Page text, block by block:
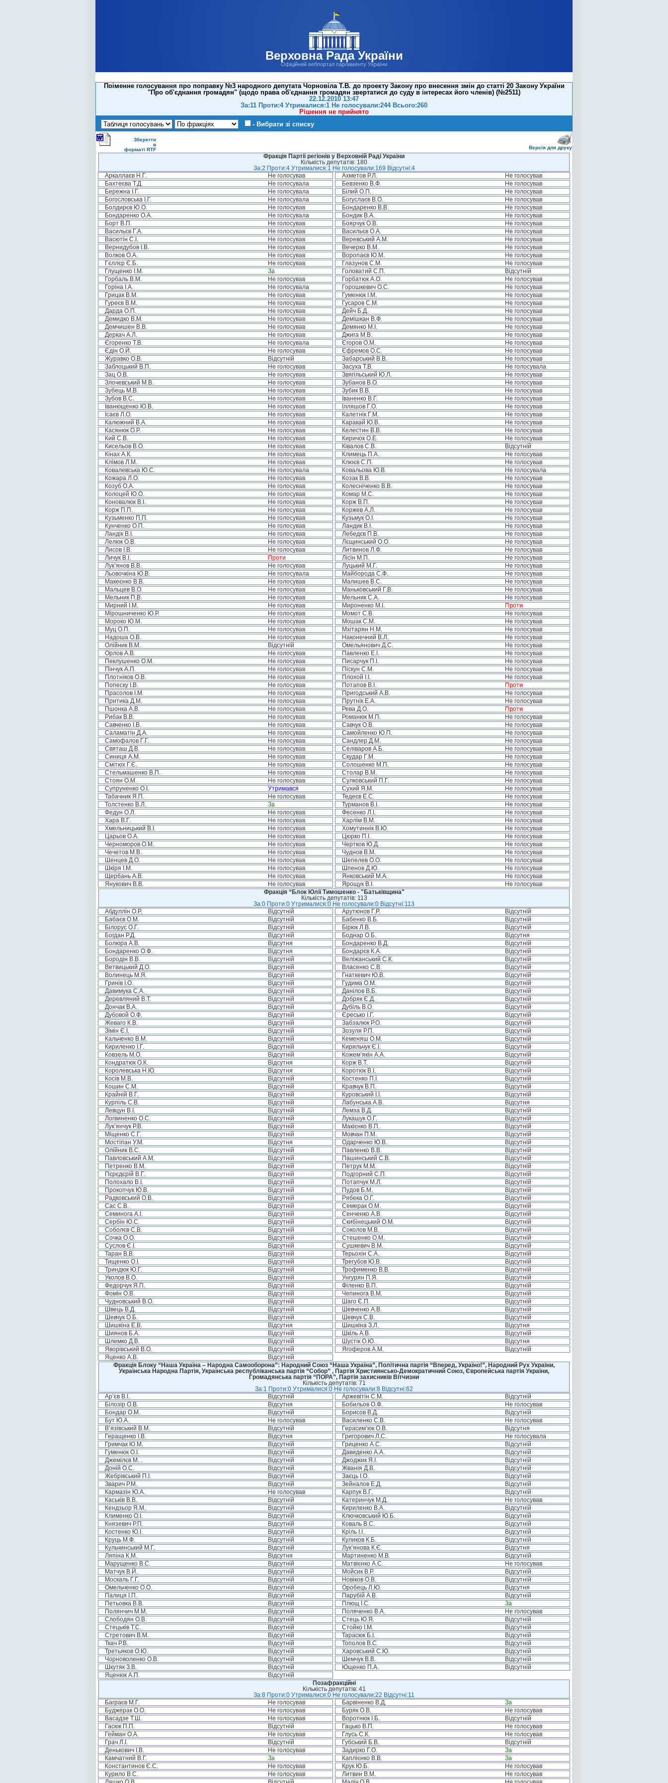
Верховна Рада України
Офіційний вебпортал парламенту України
Поіменне голосування про поправку №3 народного депутата Чорновіла Т.В. до проекту Закону про внесення змін до статті 20 Закону України
"Про об'єднання громадян" (щодо права об'єднання громадян звертатися до суду в інтересах його членів) (№2511)
22.12.2010 13:47
За:11 Проти:4 Утрималися:1 Не голосували:244 Всього:260
Рішення не прийнято
- Вибрати зі списку
Зберегти
в
форматі RTF
Версія для друку
Фракція Партії регіонів у Верховній Раді України
Кількість депутатів: 180
За:2 Проти:4 Утрималися:1 Не голосували:169 Відсутні:4
Аркаллаєв Н.Г.
Не голосував Ахметов Р.Л.
Не голосував
Бахтеєва Т.Д.
Не голосувала Бевзенко В.Ф.
Не голосував
Бережна І.Г.
Не голосувала Білий О.П.
Не голосував
Богословська І.Г.
Не голосувала Богуслаєв В.О.
Не голосував
Болдирєв Ю.О.
Не голосував Бондаренко В.В.
Не голосував
Бондаренко О.А.
Не голосувала Бондик В.А.
Не голосував
Борт В.П.
Не голосував Боярчук О.В.
Не голосував
Васильєв Г.А.
Не голосував Васильєв О.А.
Не голосував
Васютін С.І.
Не голосував Веревський А.М.
Не голосував
Вернидубов І.В.
Не голосував Вечерко В.М.
Не голосував
Волков О.А.
Не голосував Воропаєв Ю.М.
Не голосував
Гєллєр Є.Б.
Не голосував Глазунов С.М.
Не голосував
Глущенко І.М.
За Головатий С.П.
Відсутній
Горбаль В.М.
Не голосував Горбатюк А.О.
Не голосував
Горіна І.А.
Не голосувала Горошкевич О.С.
Не голосував
Грицак В.М.
Не голосував Гуменюк І.М.
Не голосував
Гуреєв В.М.
Не голосував Гусаров С.М.
Не голосував
Дарда О.П.
Не голосував Дейч Б.Д.
Не голосував
Демидко В.М.
Не голосував Демішкан В.Ф.
Не голосував
Демчишен В.В.
Не голосував Демянко М.І.
Не голосував
Деркач А.Л.
Не голосував Джига М.В.
Не голосував
Єгоренко Т.В.
Не голосувала Єгоров О.М.
Не голосував
Єдін О.Й.
Не голосував Єфремов О.С.
Не голосував
Журавко О.В.
Відсутній Забарський В.В.
Не голосував
Заблоцький В.П.
Не голосував Засуха Т.В.
Не голосувала
Зац О.В.
Не голосував Звягільський Ю.Л.
Не голосував
Злочевський М.В.
Не голосував Зубанов В.О.
Не голосував
Зубець М.В.
Не голосував Зубик В.В.
Не голосував
Зубов В.С.
Не голосував Іваненко В.Г.
Не голосував
Іванющенко Ю.В.
Не голосував Ілляшов Г.О.
Не голосував
Ісаєв Л.О.
Не голосував Калетнік Г.М.
Не голосував
Калюжний В.А.
Не голосував Каракай Ю.В.
Не голосував
Касянюк О.Р.
Не голосував Келестин В.В.
Не голосував
Кий С.В.
Не голосував Киричок О.Е.
Не голосував
Кисельов В.О.
Не голосував Ківалов С.В.
Відсутній
Кінах А.К.
Не голосував Климець П.А.
Не голосував
Клімов Л.М.
Не голосував Клюєв С.П.
Не голосував
Ковалевська Ю.С.
Не голосувала Ковальова Ю.В.
Не голосувала
Кожара Л.О.
Не голосував Козак В.В.
Не голосував
Козуб О.А.
Не голосував Колесніченко В.В.
Не голосував
Колоцей Ю.О.
Не голосував Комар М.С.
Не голосував
Коновалюк В.І.
Не голосував Корж В.П.
Не голосував
Корж П.П.
Не голосував Коржев А.Л.
Не голосував
Кузьменко П.П.
Не голосував Кузьмук О.І.
Не голосував
Кунченко О.П.
Не голосував Ландик В.І.
Не голосував
Ландік В.І.
Не голосував Лебедєв П.В.
Не голосував
Лелюк О.В.
Не голосував Лєщинський О.О.
Не голосував
Лисов І.В.
Не голосував Литвинов Л.Ф.
Не голосував
Личук В.І.
Проти Лісін М.П.
Не голосував
Лук’янов В.В.
Не голосував Луцький М.Г.
Не голосував
Льовочкіна Ю.В.
Не голосувала Майборода С.Ф.
Не голосував
Макеєнко В.В.
Не голосував Малишев В.С.
Не голосував
Мальцев В.О.
Не голосував Маньковський Г.В.
Не голосував
Мельник П.В.
Не голосував Мельник С.А.
Не голосував
Мирний І.М.
Не голосував Мироненко М.І.
Проти
Мірошниченко Ю.Р.
Не голосував Момот С.В.
Не голосував
Мороко Ю.М.
Не голосував Мошак С.М.
Не голосував
Муц О.П.
Не голосував Мхітарян Н.М.
Не голосував
Надоша О.В.
Не голосував Наконечний В.Л.
Не голосував
Олійник В.М.
Відсутній Омельянович Д.С.
Не голосував
Орлов А.В.
Не голосував Павленко Е.І.
Не голосував
Пеклушенко О.М.
Не голосував Писарчук П.І.
Не голосував
Пінчук А.П.
Не голосував Піскун С.М.
Не голосував
Плотніков О.В.
Не голосував Плохой І.І.
Не голосував
Попеску І.В.
Не голосував Потапов В.І.
Проти
Прасолов І.М.
Не голосував Пригодський А.В.
Не голосував
Притика Д.М.
Не голосував Прутнік Е.А.
Не голосував
Пшонка А.В.
Не голосував Рева Д.О.
Проти
Рибак В.В.
Не голосував Романюк М.П.
Не голосував
Савченко І.В.
Не голосував Савчук О.В.
Не голосував
Саламатін Д.А.
Не голосував Самойленко Ю.П.
Не голосував
Самофалов Г.Г.
Не голосував Сандлер Д.М.
Не голосував
Святаш Д.В.
Не голосував Селіваров А.Б.
Не голосував
Синиця А.М.
Не голосував Скудар Г.М.
Не голосував
Смітюх Г.Є.
Не голосував Солошенко М.П.
Не голосував
Стельмашенко В.П.
Не голосував Столар В.М.
Не голосував
Стоян О.М.
Не голосував Сулковський П.Г.
Не голосував
Супруненко О.І.
Утримався Сухий Я.М.
Не голосував
Табачник Я.П.
Не голосував Тедеєв Е.С.
Не голосував
Толстенко В.Л.
За Турманов В.І.
Не голосував
Федун О.Л.
Не голосував Фесенко Л.І.
Не голосував
Хара В.Г.
Не голосував Харлім В.М.
Не голосував
Хмельницький В.І.
Не голосував Хомутиннік В.Ю.
Не голосував
Царьов О.А.
Не голосував Цюрко П.І.
Не голосував
Черноморов О.М.
Не голосував Чертков Ю.Д.
Не голосував
Чечетов М.В.
Не голосував Чуднов В.М.
Не голосував
Шенцев Д.О.
Не голосував Шепелев О.О.
Не голосував
Шкіря І.М.
Не голосував Шпенов Д.Ю.
Не голосував
Щербань А.В.
Не голосував Янковський М.А.
Не голосував
Янукович В.В.
Не голосував Ярощук В.І.
Не голосував
Фракція “Блок Юлії Тимошенко - "Батьківщина"
Кількість депутатів: 113
За:0 Проти:0 Утрималися:0 Не голосували:0 Відсутні:113
Абдуллін О.Р.
Відсутній Арутюнов Г.Р.
Відсутній
Бабаєв О.М.
Відсутній Бабенко В.Б.
Відсутній
Білорус О.Г.
Відсутній Бірюк Л.В.
Відсутній
Богдан Р.Д.
Відсутній Боднар О.Б.
Відсутня
Болюра А.В.
Відсутня Бондаренко В.Д.
Відсутній
Бондаренко О.Ф.
Відсутня Бондарєв К.А.
Відсутній
Бородін В.В.
Відсутній Веліжанський С.К.
Відсутній
Ветвицький Д.О.
Відсутній Власенко С.В.
Відсутній
Волинець М.Я.
Відсутній Гнаткевич Ю.В.
Відсутній
Гринів І.О.
Відсутній Гудима О.М.
Відсутній
Давимука С.А.
Відсутній Данілов В.Б.
Відсутній
Деревляний В.Т.
Відсутній Добряк Є.Д.
Відсутній
Дончак В.А.
Відсутній Дубіль В.О.
Відсутній
Дубовой О.Ф.
Відсутній Єресько І.Г.
Відсутній
Жеваго К.В.
Відсутній Забзалюк Р.О.
Відсутній
Зімін Є.І.
Відсутній Зозуля Р.П.
Відсутній
Кальченко В.М.
Відсутній Кеменяш О.М.
Відсутній
Кириленко І.Г.
Відсутній Кирильчук Є.І.
Відсутній
Ковзель М.О.
Відсутній Кожем’якін А.А.
Відсутній
Кондратюк О.К.
Відсутня Корж В.Т.
Відсутній
Королевська Н.Ю.
Відсутня Коротюк В.І.
Відсутній
Косів М.В.
Відсутній Костенко П.І.
Відсутній
Кошин С.М.
Відсутній Кравчук В.П.
Відсутній
Крайній В.Г.
Відсутній Куровський І.І.
Відсутній
Курпіль С.В.
Відсутній Лабунська А.В.
Відсутня
Левцун В.І.
Відсутній Лемза В.Д.
Відсутній
Логвиненко О.С.
Відсутній Лукашук О.Г.
Відсутній
Лук’янчук Р.В.
Відсутній Макієнко В.П.
Відсутній
Міщенко С.Г.
Відсутній Мовчан П.М.
Відсутній
Мостіпан У.М.
Відсутня Одарченко Ю.В.
Відсутній
Олійник В.С.
Відсутній Павленко В.В.
Відсутній
Павловський А.М.
Відсутній Пашинський С.В.
Відсутній
Петренко В.М.
Відсутній Петрук М.М.
Відсутній
Пєрєдєрій В.Г.
Відсутній Подгорний С.П.
Відсутній
Полохало В.І.
Відсутній Потапчук М.Л.
Відсутній
Прокопчук Ю.В.
Відсутній Пудов Б.М.
Відсутній
Радковський О.В.
Відсутній Рябека О.Г.
Відсутній
Сас С.В.
Відсутній Семерак О.М.
Відсутній
Семинога А.І.
Відсутній Сенченко А.В.
Відсутній
Сербін Ю.С.
Відсутній Скибінецький О.М.
Відсутній
Соболєв С.В.
Відсутній Соколов М.В.
Відсутній
Сочка О.О.
Відсутній Стешенко О.М.
Відсутній
Суслов Є.І.
Відсутній Сушкевич В.М.
Відсутній
Таран В.В.
Відсутній Терьохін С.А.
Відсутній
Тищенко О.І.
Відсутній Трегубов Ю.В.
Відсутній
Триндюк Ю.Г.
Відсутній Трофименко В.В.
Відсутній
Уколов В.О.
Відсутній Унгурян П.Я.
Відсутній
Федорчук Я.П.
Відсутній Філенко В.П.
Відсутній
Фомін О.В.
Відсутній Чепинога В.М.
Відсутній
Чудновський В.О.
Відсутній Шаго Є.П.
Відсутній
Швець В.Д.
Відсутній Шевченко А.В.
Відсутній
Шевчук О.Б.
Відсутній Шевчук С.В.
Відсутній
Шишкіна Е.В.
Відсутня Шишкіна З.Л.
Відсутня
Шиянов Б.А.
Відсутній Шкіль А.В.
Відсутній
Шлемко Д.В.
Відсутній Шустік О.Ю.
Відсутня
Яворівський В.О.
Відсутній Ягоферов А.М.
Відсутній
Яценко А.В.
Відсутній
Фракція Блоку “Наша Україна – Народна Самооборона”: Народний Союз “Наша Україна”, Політична партія “Вперед, Україно!”, Народний Рух України,
Українська Народна Партія, Українська республіканська партія “Собор” , Партія Християнсько-Демократичний Союз, Європейська партія України,
Громадянська партія “ПОРА”, Партія захисників Вітчизни
Кількість депутатів: 71
За:1 Проти:0 Утрималися:0 Не голосували:8 Відсутні:62
Ар’єв В.І.
Відсутній Аржевітін С.М.
Відсутній
Білозір О.В.
Відсутня Бобильов О.Ф.
Не голосував
Бондар О.М.
Відсутній Борисов В.Д.
Відсутній
Бут Ю.А.
Не голосував Василенко С.В.
Не голосував
В’язівський В.М.
Відсутній Герасим’юк О.В.
Відсутня
Геращенко І.В.
Відсутня Григорович Л.С.
Не голосувала
Гримчак Ю.М.
Відсутній Гриценко А.С.
Відсутній
Гуменюк О.І.
Відсутній Давиденко А.А.
Відсутній
Джемілєв М. .
Відсутній Джоджик Я.І.
Відсутній
Доній О.С.
Відсутній Жванія Д.В.
Відсутній
Жебрівський П.І.
Відсутній Заєць І.О.
Відсутній
Зварич Р.М.
Відсутній Зейналов Е.Д.
Відсутній
Кармазін Ю.А.
Не голосував Карпук В.Г.
Відсутній
Каськів В.В.
Відсутній Катеринчук М.Д.
Не голосував
Кендзьор Я.М.
Відсутній Кириленко В.А.
Відсутній
Клименко О.І.
Відсутній Ключковський Ю.Б.
Відсутній
Князевич Р.П.
Відсутній Коваль В.С.
Відсутній
Костенко Ю.І.
Відсутній Кріль І.І.
Відсутній
Круць М.Ф.
Відсутній Куликов К.Б.
Відсутній
Кульчинський М.Г.
Відсутній Лук’янова К.Є.
Відсутня
Ляпіна К.М.
Відсутня Мартиненко М.В.
Відсутній
Марущенко В.С.
Відсутній Матвієнко А.С.
Не голосував
Матчук В.Й.
Відсутній Мойсик В.Р.
Відсутній
Москаль Г.Г.
Відсутній Новіков О.В.
Відсутній
Омельченко О.О.
Відсутній Оробець Л.Ю.
Відсутня
Палиця І.П.
Відсутній Парубій А.В.
Відсутній
Петьовка В.В.
Відсутній Плющ І.С.
За
Полянчич М.М.
Відсутній Поляченко В.А.
Не голосував
Слободян О.В.
Відсутній Стець Ю.Я.
Відсутній
Стецьків Т.С.
Відсутній Стойко І.М.
Відсутній
Стретович В.М.
Відсутній Тарасюк Б.І.
Відсутній
Ткач Р.В.
Відсутній Тополов В.С.
Відсутній
Третьяков О.Ю.
Відсутній Харовський С.Ю.
Відсутній
Чорноволенко О.В.
Відсутній Шемчук В.В.
Відсутній
Шкутяк З.В.
Відсутній Ющенко П.А.
Відсутній
Яценюк А.П.
Відсутній
Позафракційні
Кількість депутатів: 41
За:8 Проти:0 Утрималися:0 Не голосували:22 Відсутні:11
Баграєв М.Г.
Не голосував Барвіненко В.Д.
За
Буджерак О.О.
Не голосував Буряк О.В.
Не голосував
Васадзе Т.Ш.
Не голосував Воротнюк І.Б.
Відсутній
Гасюк П.П.
Відсутній Гацько В.П.
Не голосував
Гейман О.А.
Не голосував Глусь С.К.
Не голосував
Грач Л.І.
Відсутній Губський Б.В.
Відсутній
Денькович І.В.
Не голосував Задирко Г.О.
За
Камчатний В.Г.
За Каплієнко В.В.
За
Константинов Є.С.
Не голосував Крук Ю.Б.
Не голосував
Курило В.С.
Не голосував Литвин В.М.
Не голосував